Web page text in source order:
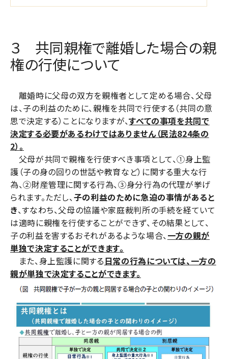
３ 共同親権で離婚した場合の親
権の行使について
離婚時に父母の双方を親権者として定める場合、父母
は、子の利益のために、親権を共同で行使する（共同の意
思で決定する）ことになりますが、すべての事項を共同で
決定する必要があるわけではありません（民法824条の
2）。
父母が共同で親権を行使すべき事項として、①身上監
護（子の身の回りの世話や教育など）に関する重大な行
為、②財産管理に関する行為、③身分行為の代理が挙げ
られます。ただし、子の利益のために急迫の事情があると
き、すなわち、父母の協議や家庭裁判所の手続を経ていて
は適時に親権を行使することができず、その結果として、
子の利益を害するおそれがあるような場合、 一方の親が
単独で決定することができます。
また、身上監護に関する日常の行為については、一方の
親が単独で決定することができます。